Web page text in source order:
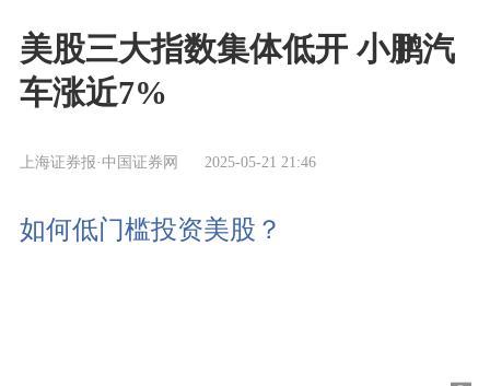
美股三大指数集体低开 小鹏汽
车涨近7%
上海证券报·中国证券网 2025-05-21 21:46
如何低门槛投资美股？